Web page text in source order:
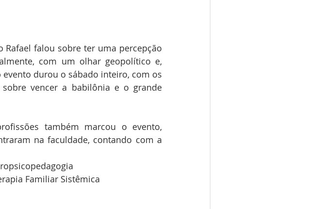
falou sobre ter uma percepção
com um olhar geopolítico e,
durou o sábado inteiro, com os
vencer a babilônia e o grande
também marcou o evento,
na faculdade, contando com a
Familiar Sistêmica